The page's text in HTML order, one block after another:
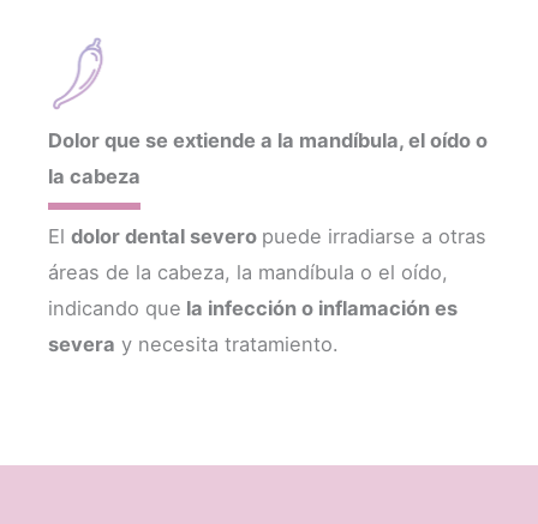
Dolor que se extiende a la mandíbula, el oído o
la cabeza
El dolor dental severo puede irradiarse a otras
áreas de la cabeza, la mandíbula o el oído,
indicando que la infección o inflamación es
severa y necesita tratamiento.